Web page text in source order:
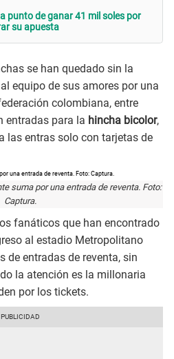
punto de ganar 41 mil soles por
su apuesta
se han quedado sin la
equipo de sus amores por una
colombiana, entre
entradas para la hincha bicolor,
las entras solo con tarjetas de
suma por una entrada de reventa. Foto:
Captura.
fanáticos que han encontrado
al estadio Metropolitano
de entradas de reventa, sin
la atención es la millonaria
por los tickets.